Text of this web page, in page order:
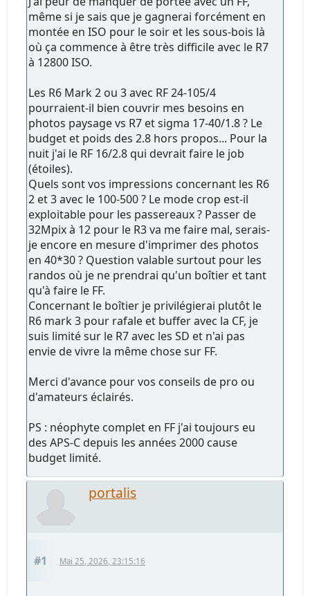
même si je sais que je gagnerai forcément en
montée en ISO pour le soir et les sous-bois là
où ça commence à être très difficile avec le R7
à 12800 ISO.
Les R6 Mark 2 ou 3 avec RF 24-105/4
pourraient-il bien couvrir mes besoins en
photos paysage vs R7 et sigma 17-40/1.8 ? Le
budget et poids des 2.8 hors propos... Pour la
nuit j'ai le RF 16/2.8 qui devrait faire le job
(étoiles).
Quels sont vos impressions concernant les R6
2 et 3 avec le 100-500 ? Le mode crop est-il
exploitable pour les passereaux ? Passer de
32Mpix à 12 pour le R3 va me faire mal, serais-
je encore en mesure d'imprimer des photos
en 40*30 ? Question valable surtout pour les
randos où je ne prendrai qu'un boîtier et tant
qu'à faire le FF.
Concernant le boîtier je privilégierai plutôt le
R6 mark 3 pour rafale et buffer avec la CF, je
suis limité sur le R7 avec les SD et n'ai pas
envie de vivre la même chose sur FF.
Merci d'avance pour vos conseils de pro ou
d'amateurs éclairés.
PS : néophyte complet en FF j'ai toujours eu
des APS-C depuis les années 2000 cause
budget limité.
portalis
#1 Mai 25, 2026, 23:15:16